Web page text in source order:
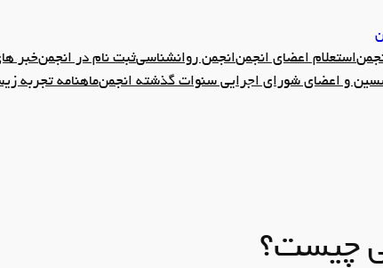
استعلام اعضای انجمنانجمن روانشناسیثبت نام در انجمنخبر
و اعضای شورای اجرایی سنوات گذشته انجمنماهنامه تجربه
چیست؟